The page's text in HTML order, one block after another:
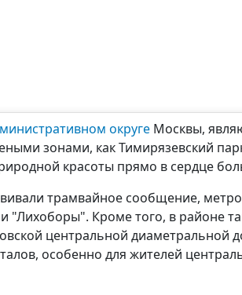
округе Москвы,
зонами, как Тимирязевский
красоты прямо в сердце
трамвайное сообщение,
Кроме того, в районе
центральной диаметральной
особенно для жителей